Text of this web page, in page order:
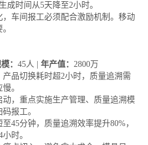
成时间从5天降至2小时。
，车间报工必须配合激励机制。移动
： 45人 | 年产值： 2800万
产品切换耗时超2小时，质量追溯需
。
动，重点实施生产管理、质量追溯模
报工。
45分钟，质量追溯效率提升80%，
时。